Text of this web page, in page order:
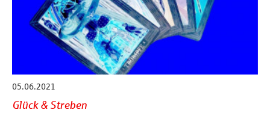
05.06.2021
Glück & Streben